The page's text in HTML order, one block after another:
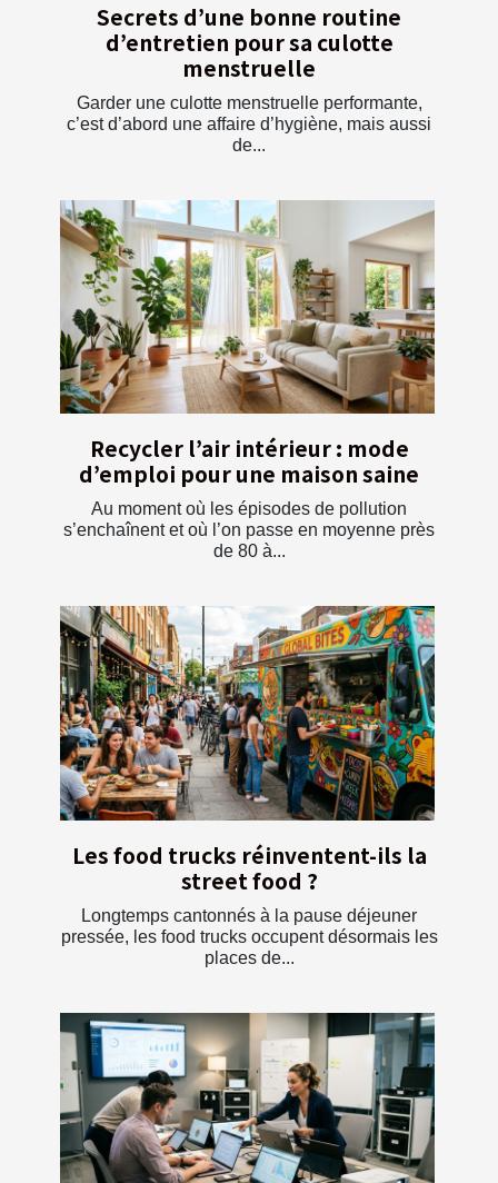
Secrets d’une bonne routine
d’entretien pour sa culotte
menstruelle
Garder une culotte menstruelle performante,
c’est d’abord une affaire d’hygiène, mais aussi
de...
Recycler l’air intérieur : mode
d’emploi pour une maison saine
Au moment où les épisodes de pollution
s’enchaînent et où l’on passe en moyenne près
de 80 à...
Les food trucks réinventent-ils la
street food ?
Longtemps cantonnés à la pause déjeuner
pressée, les food trucks occupent désormais les
places de...